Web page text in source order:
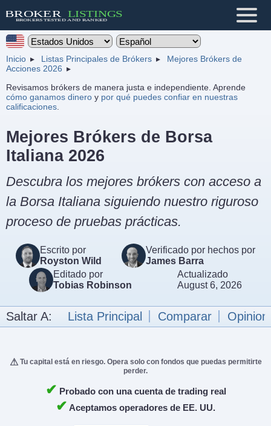
Inicio Listas Principales de Brókers
Mejores Brókers de
Acciones 2026
Revisamos brókers de manera justa e independiente. Aprende
cómo ganamos dinero y por qué puedes confiar en nuestras
calificaciones
Mejores Brókers de Borsa
Italiana 2026
Descubra los mejores brókers con acceso a
la Borsa Italiana siguiendo nuestro riguroso
proceso de pruebas prácticas.
Escrito por
Royston Wild
Verificado por hechos por
James Barra
Editado por
Tobias Robinson
Actualizado
August 6, 2026
Saltar A: Lista Principal Comparar
Tu capital está en riesgo. Opera solo con fondos que puedas permitirte
perder.
✔ Probado con una cuenta de trading real
✔ Aceptamos operadores de EE. UU.